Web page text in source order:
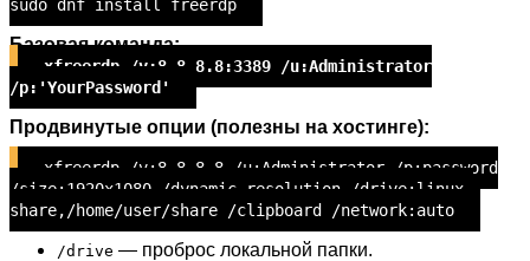
sudo dnf install freerdp
Базовая команда:
xfreerdp /v:8.8.8.8:3389 /u:Administrator
/p:'YourPassword'
Продвинутые опции (полезны на хостинге):
xfreerdp /v:8.8.8.8 /u:Administrator /p:password
/size:1920x1080 /dynamic-resolution /drive:linux-
share,/home/user/share /clipboard /network:auto
/drive — проброс локальной папки.